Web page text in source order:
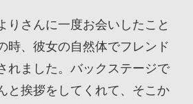
りさんに一度お会いしたこと
時、彼女の自然体でフレンド
れました。バックステージで
と挨拶をしてくれて、そこか